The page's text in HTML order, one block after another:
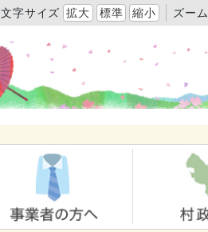
文字サイズ 拡大 標準 縮小 ズーム